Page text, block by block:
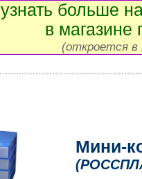
узнать больше
в магазине
(откроется в
Мини-